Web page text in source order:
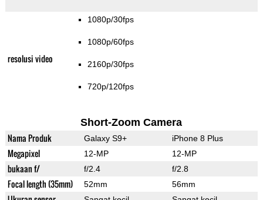
resolusi video
1080p/30fps
1080p/60fps
2160p/30fps
720p/120fps
Short-Zoom Camera
Nama Produk Galaxy S9+ iPhone 8 Plus
Megapixel 12-MP 12-MP
bukaan f/ f/2.4 f/2.8
Focal length (35mm) 52mm 56mm